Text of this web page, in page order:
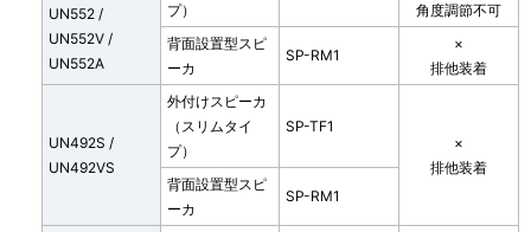
UN552 /
UN552V /
UN552A
プ）
角度調節不可
背面設置型スピ
ーカ
SP-RM1
×
排他装着
UN492S /
UN492VS
外付けスピーカ
（スリムタイ
プ）
SP-TF1
×
排他装着
背面設置型スピ
ーカ
SP-RM1